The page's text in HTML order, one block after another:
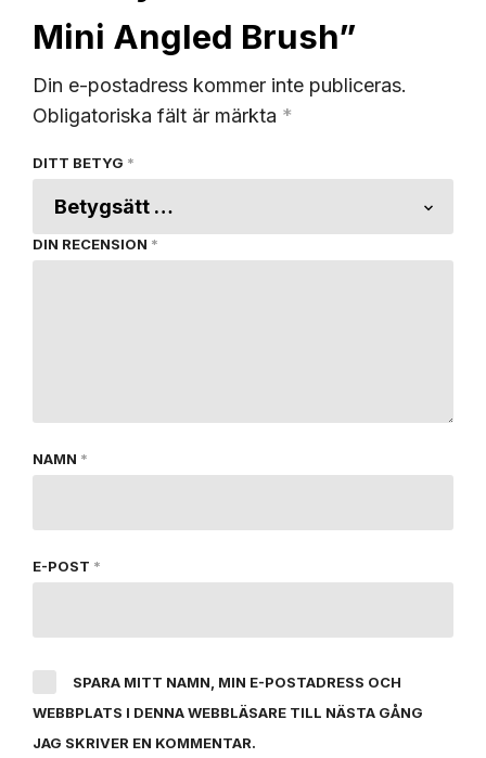
Mini Angled Brush”
Din e-postadress kommer inte publiceras.
Obligatoriska fält är märkta *
DITT BETYG *
DIN RECENSION *
NAMN *
E-POST *
SPARA MITT NAMN, MIN E-POSTADRESS OCH
WEBBPLATS I DENNA WEBBLÄSARE TILL NÄSTA GÅNG
JAG SKRIVER EN KOMMENTAR.